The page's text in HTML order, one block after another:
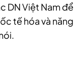
DN Việt Nam để
tế hóa và năng